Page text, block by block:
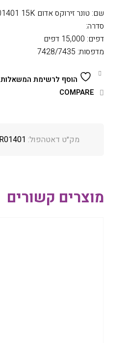
שם: טונר זירוקס אדום XEROX 006R01401 15K
סדרה:
דפים: 15,000 דפים
מדפסות: 7428/7435
הוסף לרשימת המשאלות
COMPARE
מק״ט דאטהפול:
מוצרים קשורים